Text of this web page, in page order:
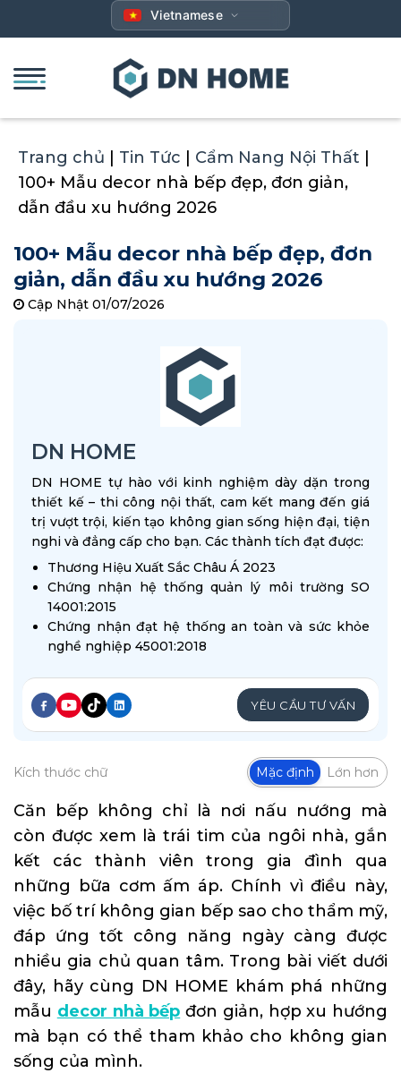
qua
dung
Vietnamese
Trang chủ Tin Tức Cẩm Nang Nội Thất
100+ Mẫu decor nhà bếp đẹp, đơn giản,
dẫn đầu xu hướng 2026
100+ Mẫu decor nhà bếp đẹp, đơn
giản, dẫn đầu xu hướng 2026
Cập Nhật 01/07/2026
DN HOME
DN HOME tự hào với kinh nghiệm dày dặn trong
thiết kế – thi công nội thất, cam kết mang đến giá
trị vượt trội, kiến tạo không gian sống hiện đại, tiện
nghi và đẳng cấp cho bạn. Các thành tích đạt được:
Thương Hiệu Xuất Sắc Châu Á 2023
Chứng nhận hệ thống quản lý môi trường SO
14001:2015
Chứng nhận đạt hệ thống an toàn và sức khỏe
nghề nghiệp 45001:2018
YÊU CẦU TƯ VẤN
Kích thước chữ Mặc định Lớn hơn
Căn bếp không chỉ là nơi nấu nướng mà
còn được xem là trái tim của ngôi nhà, gắn
kết các thành viên trong gia đình qua
những bữa cơm ấm áp. Chính vì điều này,
việc bố trí không gian bếp sao cho thẩm mỹ,
đáp ứng tốt công năng ngày càng được
nhiều gia chủ quan tâm. Trong bài viết dưới
đây, hãy cùng DN HOME khám phá những
mẫu decor nhà bếp đơn giản, hợp xu hướng
mà bạn có thể tham khảo cho không gian
sống của mình.